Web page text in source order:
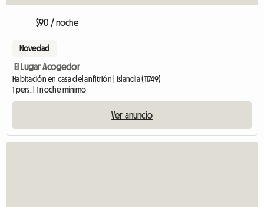
$90 / noche
Novedad
El Lugar Acogedor
Habitación en casa del anfitrión | Islandia (11749)
1 pers. | 1 noche mínimo
Ver anuncio